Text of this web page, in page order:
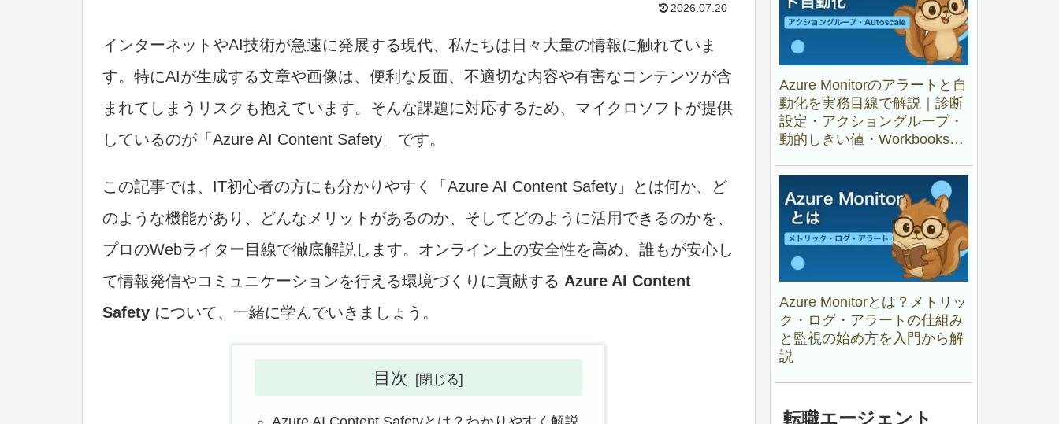
2026.07.20
インターネットやAI技術が急速に発展する現代、私たちは日々大量の情報に触れていま
す。特にAIが生成する文章や画像は、便利な反面、不適切な内容や有害なコンテンツが含
まれてしまうリスクも抱えています。そんな課題に対応するため、マイクロソフトが提供
しているのが「Azure AI Content Safety」です。
この記事では、IT初心者の方にも分かりやすく「Azure AI Content Safety」とは何か、ど
のような機能があり、どんなメリットがあるのか、そしてどのように活用できるのかを、
プロのWebライター目線で徹底解説します。オンライン上の安全性を高め、誰もが安心し
て情報発信やコミュニケーションを行える環境づくりに貢献する Azure AI Content
Safetyについて、一緒に学んでいきましょう。
目次
Azure Monitorのアラートと自
動化を実務目線で解説｜診断
設定・アクショングループ・
動的しきい値・Workbooks・
Azure Monitorとは？メトリッ
ク・ログ・アラートの仕組み
と監視の始め方を入門から解
説
転職エージェント